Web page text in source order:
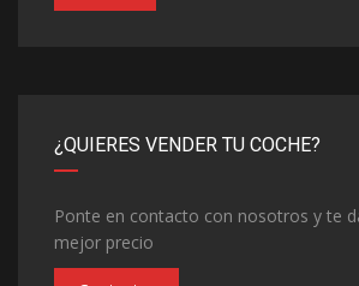
¿QUIERES VENDER TU COCHE?
Ponte en contacto con nosotros y te
mejor precio